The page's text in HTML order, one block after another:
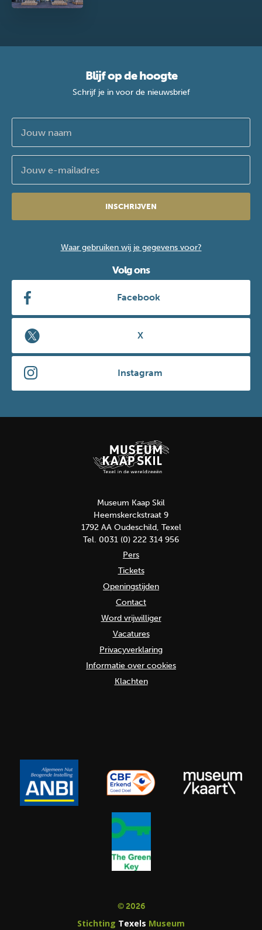
Blijf op de hoogte
Schrijf je in voor de nieuwsbrief
INSCHRIJVEN
Waar gebruiken wij je gegevens voor?
Volg ons
Facebook
X
Instagram
Museum Kaap Skil
Heemskerckstraat 9
1792 AA Oudeschild, Texel
Tel. 0031 (0) 222 314 956
Pers
Tickets
Openingstijden
Contact
Word vrijwilliger
Vacatures
Privacyverklaring
Informatie over cookies
Klachten
© 2026
Stichting Texels Museum